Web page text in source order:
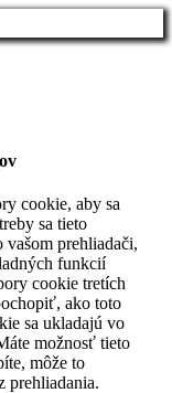
cookie, aby sa
sa tieto
prehliadači,
funkcií
cookie tretích
ako toto
sa ukladajú vo
možnosť tieto
môže to
prehliadania.